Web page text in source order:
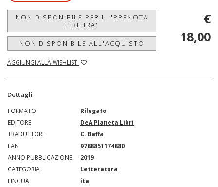
NON DISPONIBILE PER IL 'PRENOTA
E RITIRA'
NON DISPONIBILE ALL'ACQUISTO
AGGIUNGI ALLA WISHLIST
€
18,00
Dettagli
FORMATO
Rilegato
EDITORE
DeA Planeta Libri
TRADUTTORI
C. Baffa
EAN
9788851174880
ANNO PUBBLICAZIONE
2019
CATEGORIA
Letteratura
LINGUA
ita